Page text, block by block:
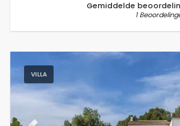
Gemiddelde
1
VILLA